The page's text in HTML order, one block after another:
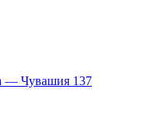
— Чувашия 137